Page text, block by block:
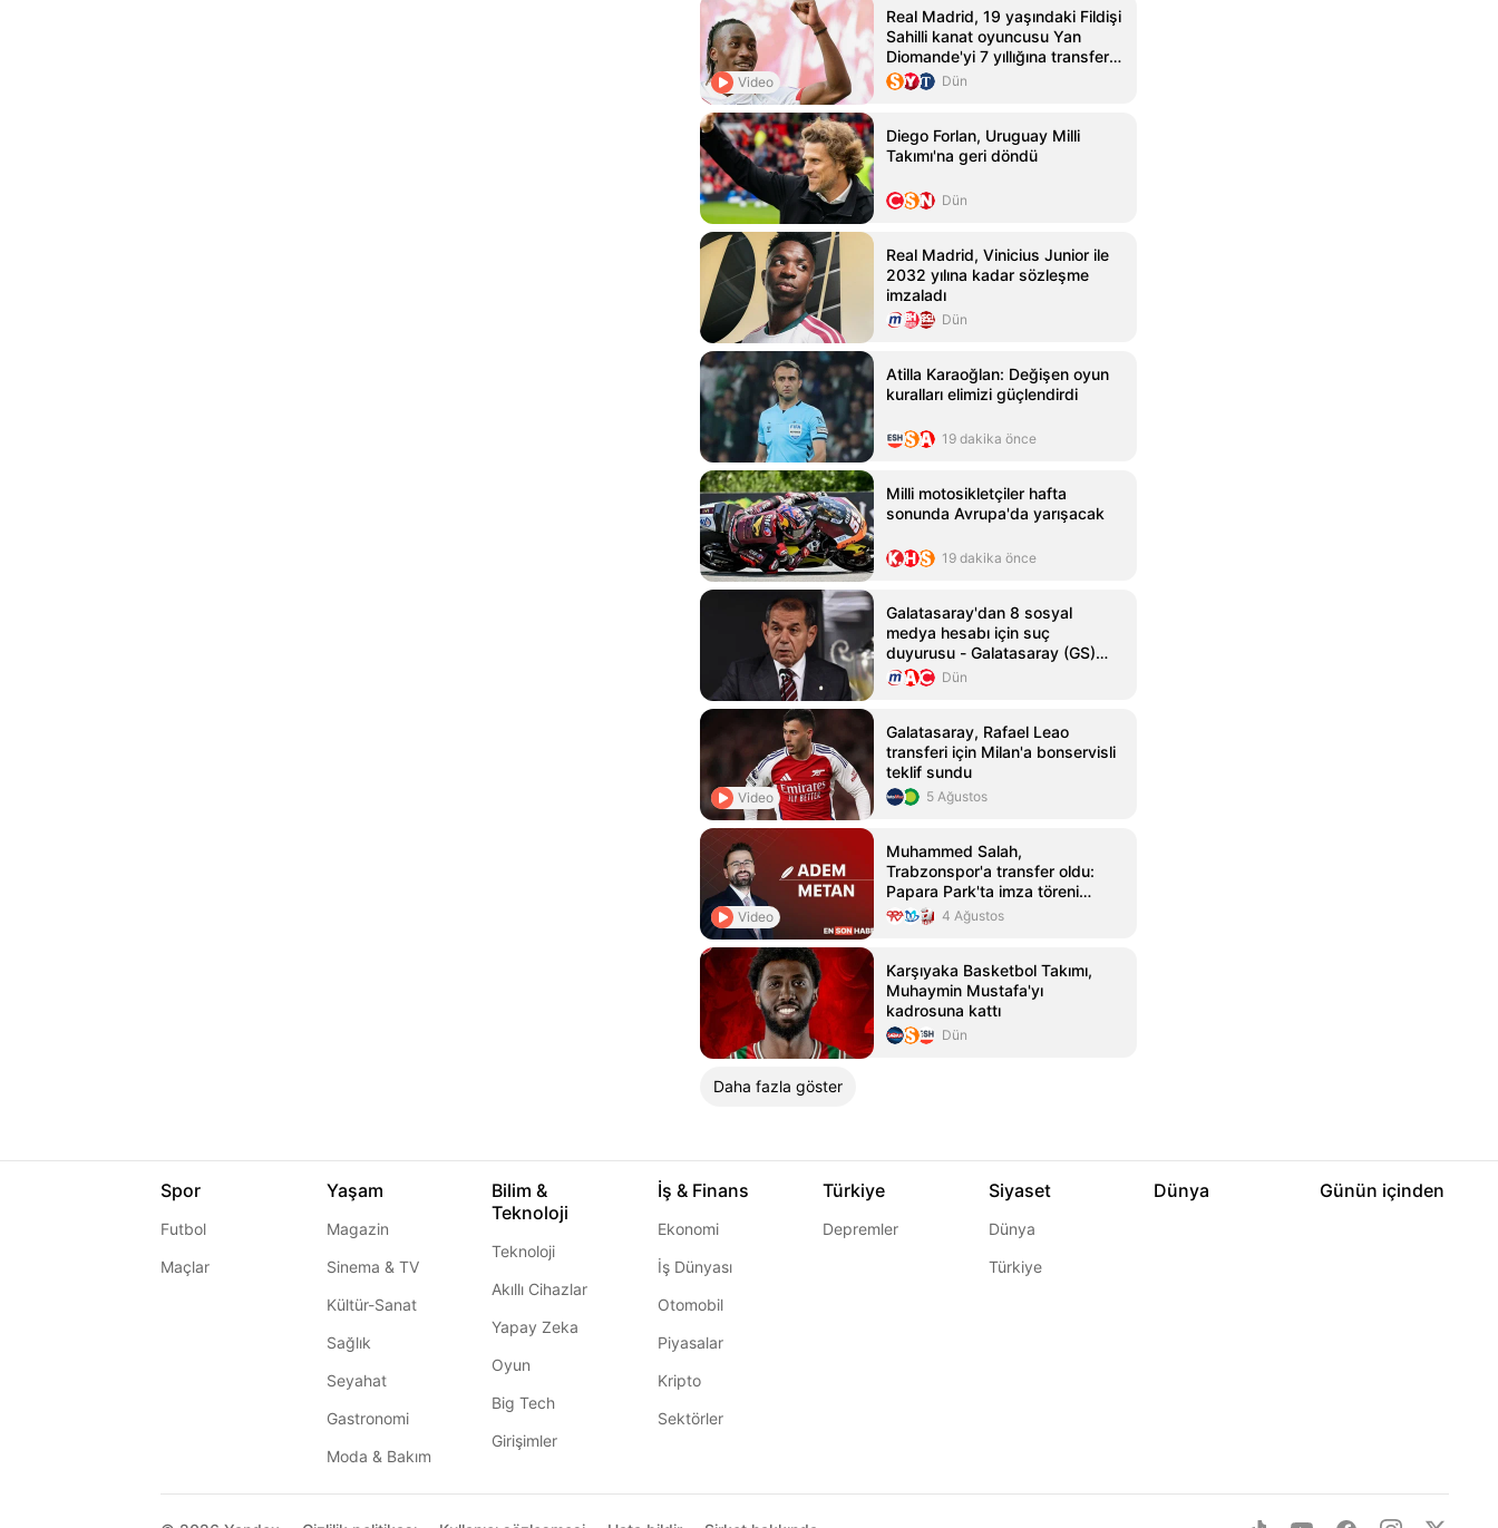
Video
Real Madrid, 19 yaşındaki Fildişi
Sahilli kanat oyuncusu Yan
Diomande'yi 7 yıllığına transfer
etti
Dün
Diego Forlan, Uruguay Milli
Takımı'na geri döndü
Dün
Real Madrid, Vinicius Junior ile
2032 yılına kadar sözleşme
imzaladı
Dün
Atilla Karaoğlan: Değişen oyun
kuralları elimizi güçlendirdi
19 dakika önce
Milli motosikletçiler hafta
sonunda Avrupa'da yarışacak
19 dakika önce
Galatasaray'dan 8 sosyal
medya hesabı için suç
duyurusu - Galatasaray (GS)
HaberleriDün
Video
Galatasaray, Rafael Leao
transferi için Milan'a bonservisli
teklif sundu
5 Ağustos
Video
Muhammed Salah,
Trabzonspor'a transfer oldu:
Papara Park'ta imza töreni
düzenlendi4 Ağustos
Karşıyaka Basketbol Takımı,
Muhaymin Mustafa'yı
kadrosuna kattı
Dün
Daha fazla göster
Spor
Futbol
Maçlar
Yaşam
Magazin
Sinema & TV
Kültür-Sanat
Sağlık
Seyahat
Gastronomi
Moda & Bakım
Bilim &
Teknoloji
Teknoloji
Akıllı Cihazlar
Yapay Zeka
Oyun
Big Tech
Girişimler
İş & Finans
Ekonomi
İş Dünyası
Otomobil
Piyasalar
Kripto
Sektörler
Türkiye
Depremler
Siyaset
Dünya
Türkiye
Dünya Günün içinden